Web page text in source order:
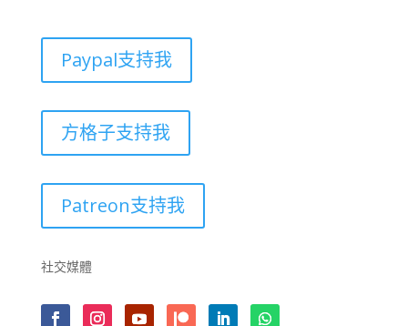
Paypal支持我
方格子支持我
Patreon支持我
社交媒體